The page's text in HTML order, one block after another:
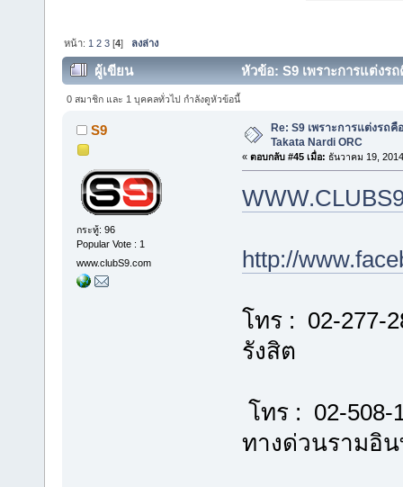
หน้า: 1 2 3 [4] ลงล่าง
ผู้เขียน หัวข้อ: S9 เพราะการแต่งร
0 สมาชิก และ 1 บุคคลทั่วไป กำลังดูหัวข้อนี้
S9
กระทู้: 96
Popular Vote : 1
www.clubS9.com
Re: S9 เพราะการแต่งรถ
Takata Nardi ORC
« ตอบกลับ #45 เมื่อ: ธันวาคม 19,
http://
โทร : 02-277-
รังสิต
โทร : 02-508-
ทางด่วนรามอิ